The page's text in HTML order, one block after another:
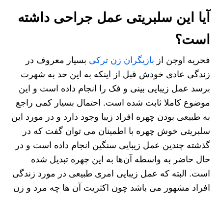
آیا این سلبریتی عمل جراحی داشته
است؟
فحریه اوجن از بازیگران زن ترکی بسیار معروف در
زندگی عادی خودش قبل از اینکه به این حد به شهرت
برسد عمل زیبایی بینی و فک را انجام داده است و این
موضوع کاملا ثابت شده است. احتمال بسیار کمی راجع
به طبیعی بودن چهره افراد زیبا وجود دارد و در مورد این
سلبریتی خوش چهره با اطمینان می توان گفت که در
گذشته چندین عمل زیبایی سنگین انجام داده است و در
حال حاضر به واسطه آن‌ها به این چهره تبدیل شده
است. البته که عمل زیبایی امری طبیعی در مورد زندگی
افراد مشهور می باشد چون اکثریت آن ها چه مرد و زن